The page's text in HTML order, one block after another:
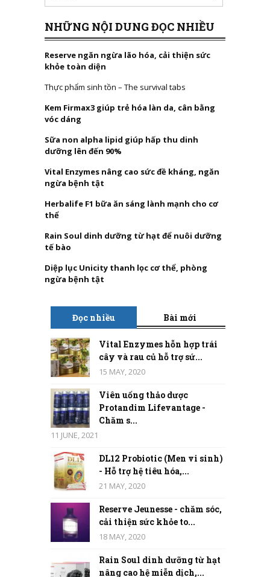
NHỮNG NỘI DUNG ĐỌC NHIỀU
Reserve ngăn ngừa lão hóa, cải thiện sức
khỏe toàn diện
Thực phẩm sinh tồn – The survival tabs
Kem Firmax3 giúp trẻ hóa làn da, cân bằng
vóc dáng
Sữa non alpha lipid giúp hấp thu dinh
dưỡng lên đến 90%
Vital Enzymes nâng cao sức đề kháng, ngăn
ngừa bệnh tật
Herbalife F1 bữa ăn sáng lành mạnh cho cơ
thể
Rain Soul dinh dưỡng từ hạt để nuôi dưỡng
tế bào
Diệp lục Unicity thanh lọc cơ thể, phòng
ngừa bệnh tật
Đọc nhiều Bài mới
Vital Enzymes hỗn hợp trái
cây và rau củ hỗ trợ sứ...
15 MAY, 2020
Viên uống thảo dược
Protandim Lifevantage -
Chăm s...
11 JUNE, 2021
DL12 Probiotic (Men vi sinh)
- Hỗ trợ hệ tiêu hóa,...
21 MAY, 2020
Reserve Jeunesse - chăm sóc,
cải thiện sức khỏe to...
18 MAY, 2020
Rain Soul dinh dưỡng từ hạt
nâng cao hệ miễn dịch,...